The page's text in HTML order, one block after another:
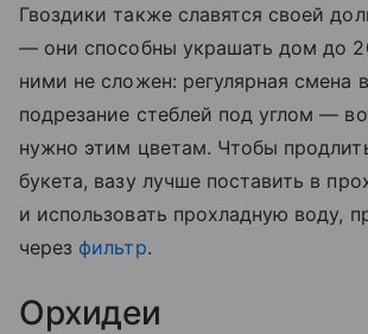
Гвоздики также славятся своей
— они способны украшать дом до
ними не сложен: регулярная смена
подрезание стеблей под углом —
нужно этим цветам. Чтобы
букета, вазу лучше поставить в
и использовать прохладную воду,
через фильтр.
Орхидеи